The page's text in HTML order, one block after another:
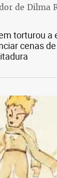
de Dilma
torturou a
cenas